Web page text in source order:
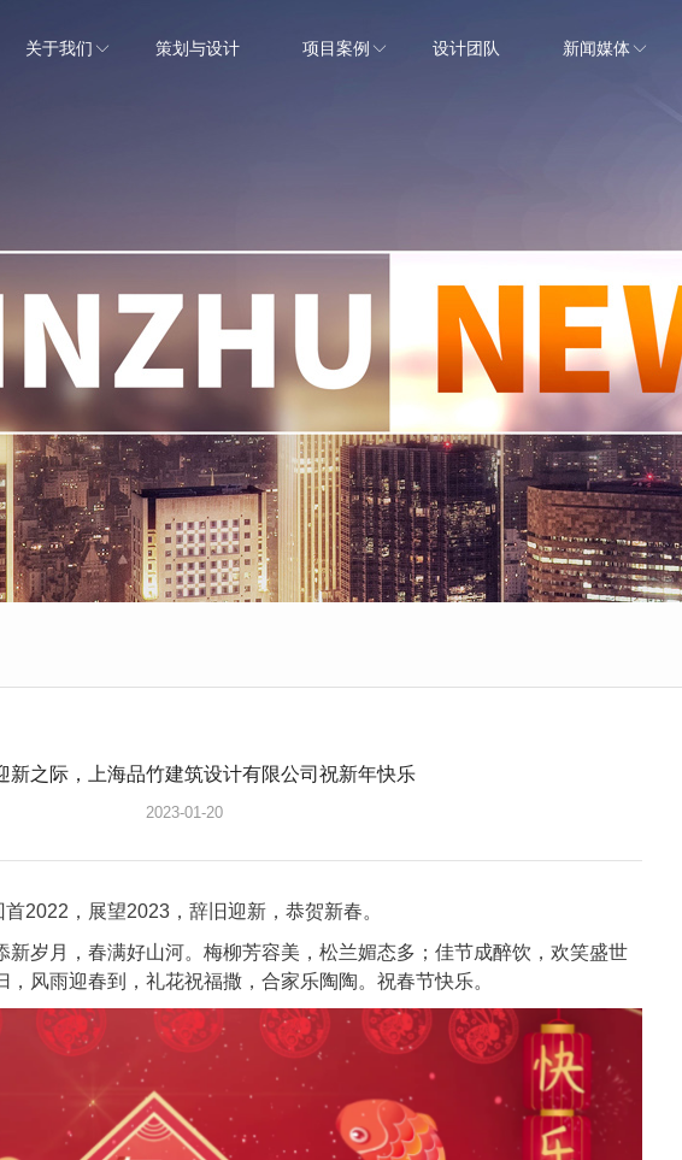
关于我们 策划与设计 项目案例 设计团队 新闻媒体
新之际，上海品竹建筑设计有限公司祝新年快乐
2023-01-20
首2022，展望2023，辞旧迎新，恭贺新春。
新岁月，春满好山河。梅柳芳容美，松兰媚态多；佳节成醉饮，欢笑盛世
，风雨迎春到，礼花祝福撒，合家乐陶陶。祝春节快乐。